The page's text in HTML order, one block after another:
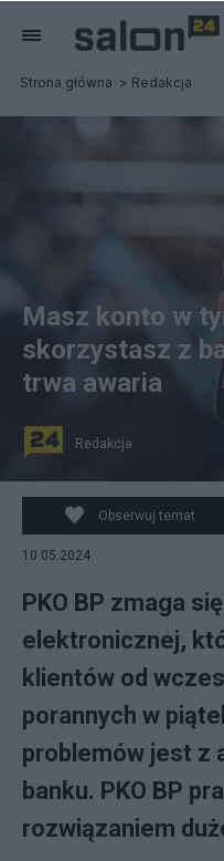
Strona główna Redakcja
Masz konto w
skorzystasz z
trwa awaria
Redakcja
Obserwuj temat
10.05.2024
PKO BP zmaga
elektronicznej,
klientów od
porannych w
problemów jest z
banku. PKO BP
rozwiązaniem